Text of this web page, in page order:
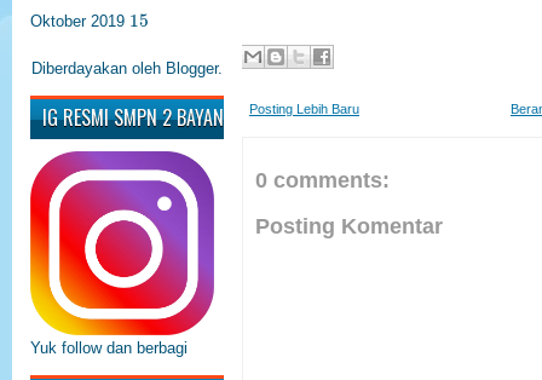
Oktober 2019 15
15
Diberdayakan oleh Blogger.
IG RESMI SMPN 2 BAYAN
Yuk follow dan berbagi
Posting Lebih Baru
0 comments:
Posting Komentar